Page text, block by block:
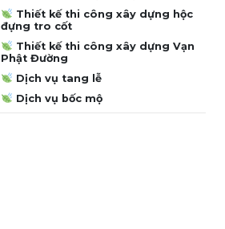
Thiết kế thi công xây dựng hộc
đựng tro cốt
Thiết kế thi công xây dựng Vạn
Phật Đường
Dịch vụ tang lễ
Dịch vụ bốc mộ